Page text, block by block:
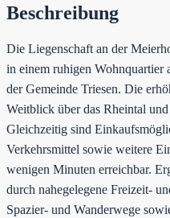
Beschreibung
Die Liegenschaft an der
in einem ruhigen Wohnquartier
der Gemeinde Triesen. Die
Weitblick über das Rheintal
Gleichzeitig sind
Verkehrsmittel sowie weitere
wenigen Minuten erreichbar.
durch nahegelegene Freizeit-
Spazier- und Wanderwege